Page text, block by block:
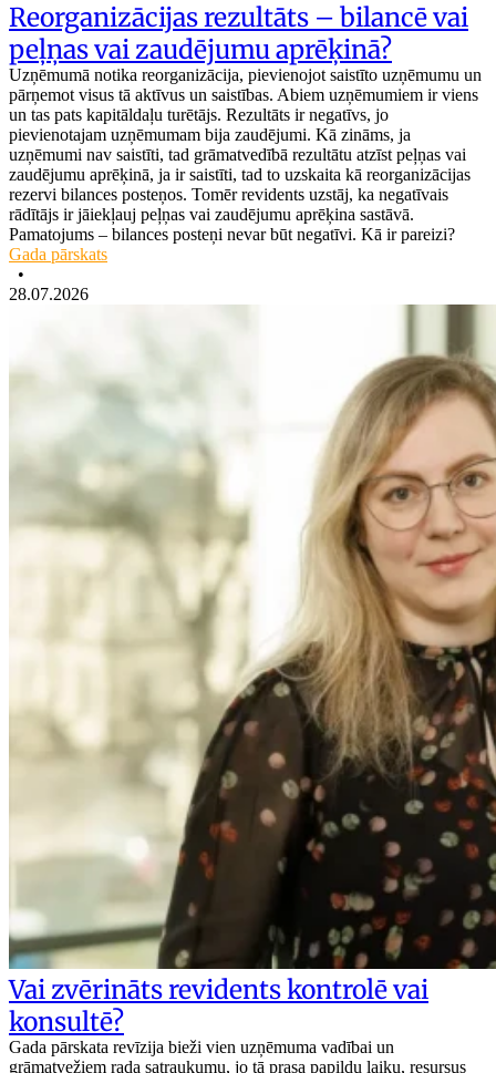
Reorganizācijas rezultāts – bilancē vai
peļņas vai zaudējumu aprēķinā?
Uzņēmumā notika reorganizācija, pievienojot saistīto uzņēmumu un
pārņemot visus tā aktīvus un saistības. Abiem uzņēmumiem ir viens
un tas pats kapitāldaļu turētājs. Rezultāts ir negatīvs, jo
pievienotajam uzņēmumam bija zaudējumi. Kā zināms, ja
uzņēmumi nav saistīti, tad grāmatvedībā rezultātu atzīst peļņas vai
zaudējumu aprēķinā, ja ir saistīti, tad to uzskaita kā reorganizācijas
rezervi bilances posteņos. Tomēr revidents uzstāj, ka negatīvais
rādītājs ir jāiekļauj peļņas vai zaudējumu aprēķina sastāvā.
Pamatojums – bilances posteņi nevar būt negatīvi. Kā ir pareizi?
Gada pārskats
•
28.07.2026
Vai zvērināts revidents kontrolē vai
konsultē?
Gada pārskata revīzija bieži vien uzņēmuma vadībai un
grāmatvežiem rada satraukumu, jo tā prasa papildu laiku, resursus